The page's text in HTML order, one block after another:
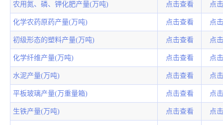
农用氮、磷、钾化肥产量(万吨) 点击查看 点
化学农药原药产量(万吨) 点击查看 点
初级形态的塑料产量(万吨) 点击查看 点
化学纤维产量(万吨) 点击查看 点
水泥产量(万吨) 点击查看 点
平板玻璃产量(万重量箱) 点击查看 点
生铁产量(万吨) 点击查看 点